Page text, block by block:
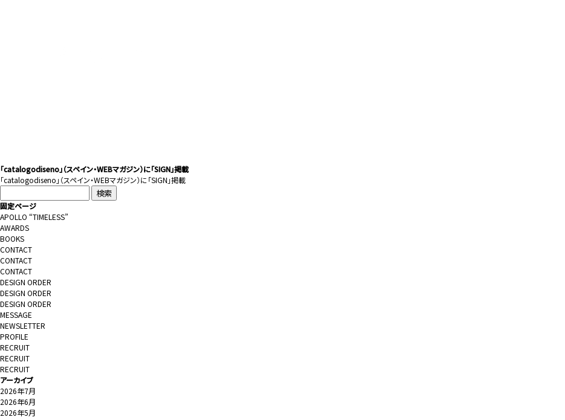
「catalogodiseno」（スペイン・WEBマガジン）に「SIGN」掲載
「catalogodiseno 」（スペイン・WEBマガジン）に「SIGN」掲載
索:
固定ページ
APOLLO “TIMELESS”
AWARDS
BOOKS
CONTACT
CONTACT
CONTACT
DESIGN ORDER
DESIGN ORDER
DESIGN ORDER
MESSAGE
NEWSLETTER
PROFILE
RECRUIT
RECRUIT
RECRUIT
アーカイブ
2026年7月
2026年6月
2026年5月